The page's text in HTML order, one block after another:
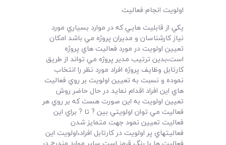
اولويت انجام فعاليت
يکي از قابليت هايي که در موارد بسياري مورد
نياز کارشناسان و مديران پروژه مي باشد امکان
تعيين اولويت در مورد فعاليت هاي پروژه
است،بدين ترتيب مدير پروژه مي تواند از طريق
کارتابل وظايف پروژه افراد مورد نظر را انتخاب
نموده و نسبت به تعيين اولويت بر روي فعاليت
هاي اين افراد اقدام نمايد در حال حاضر روش
تعيين اولويت به اين صورت هست که بر روي هر
فعاليت مي توان اولويتي بين ? تا ? براي اين
فعاليت تعيين نمود جهت متمايز شدن
فعاليتهاي پر اولويت در کارتابل افراد،اولويت اين